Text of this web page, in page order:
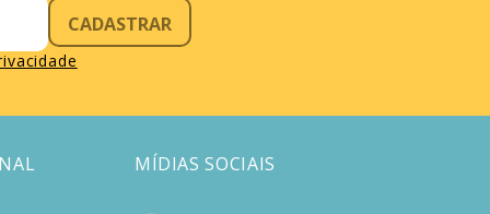
CADASTRAR
MÍDIAS SOCIAIS